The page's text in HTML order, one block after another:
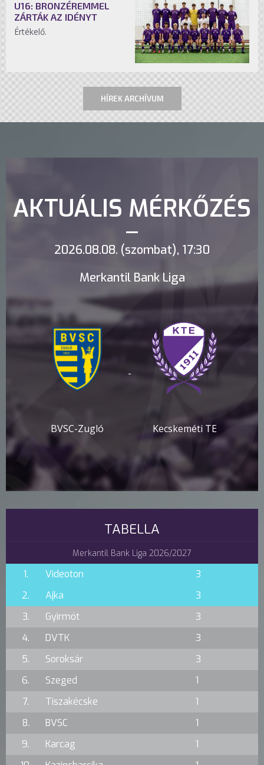
U16: BRONZÉREMMEL
ZÁRTÁK AZ IDÉNYT
Értékelő.
HÍREK ARCHÍVUM
AKTUÁLIS MÉRKŐZÉS
2026.08.08. (szombat), 17:30
Merkantil Bank Liga
BVSC-Zugló
-
Kecskeméti TE
TABELLA
Merkantil Bank Liga 2026/2027
1. Videoton
3
2.
Ajka
3
3.
Gyirmót
3
4.
DVTK
3
5.
Soroksár
3
6.
Szeged
1
7.
Tiszakécske
1
8.
BVSC
1
9.
Karcag
1